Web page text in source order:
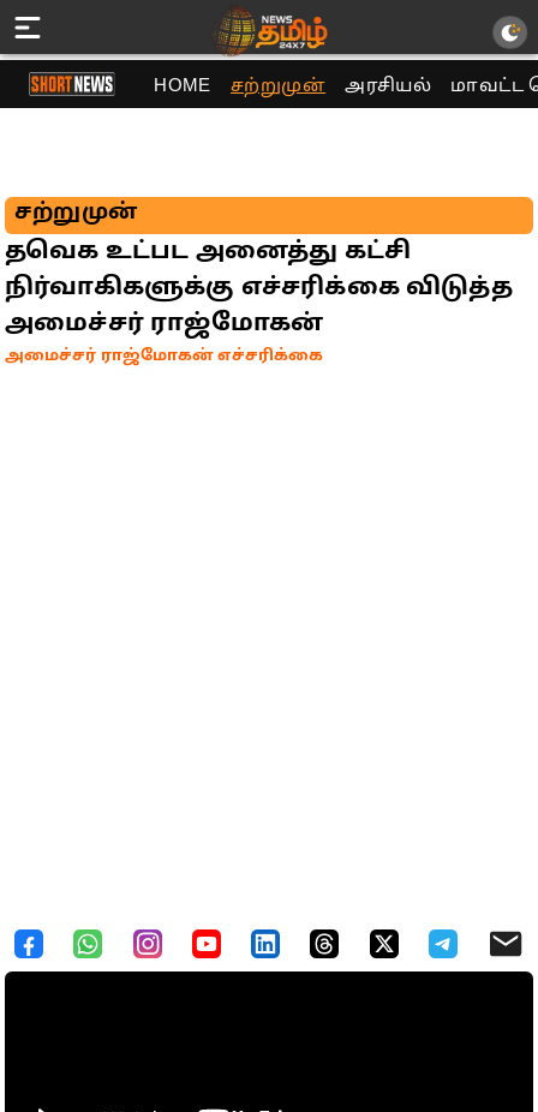
HOME சற்றுமுன் அரசியல் மாவட்ட
சற்றுமுன்
தவெக உட்பட அனைத்து கட்சி
நிர்வாகிகளுக்கு எச்சரிக்கை விடுத்த
அமைச்சர் ராஜ்மோகன்
அமைச்சர் ராஜ்மோகன் எச்சரிக்கை